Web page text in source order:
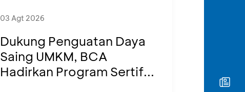
03 Agt 2026
Dukung Penguatan Daya
Saing UMKM, BCA
Hadirkan Program Sertif...